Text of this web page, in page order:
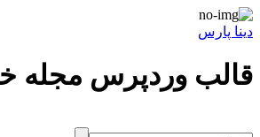
دینا پارس
قالب وردپرس مجله